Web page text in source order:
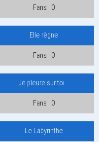
Fans : 0
Elle règne
Fans : 0
Je pleure sur toi...
Fans : 0
Le Labyrinthe